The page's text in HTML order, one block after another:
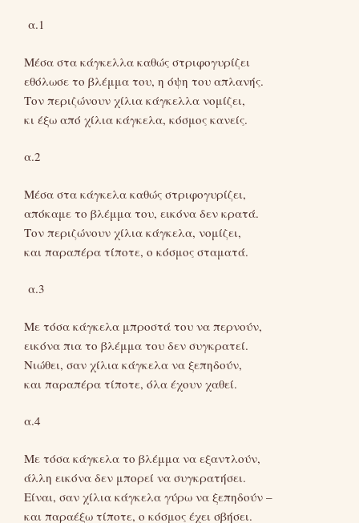
α.1
Μέσα στα κάγκελλα καθώς στριφογυρίζει
εθόλωσε το βλέμμα του, η όψη του απλανής.
Τον περιζώνουν χίλια κάγκελλα νομίζει,
κι έξω από χίλια κάγκελα, κόσμος κανείς.
α.2
Μέσα στα κάγκελα καθώς στριφογυρίζει,
απόκαμε το βλέμμα του, εικόνα δεν κρατά.
Τον περιζώνουν χίλια κάγκελα, νομίζει,
και παραπέρα τίποτε, o κόσμος σταματά.
α.3
Με τόσα κάγκελα μπροστά του να περνούν,
εικόνα πια το βλέμμα του δεν συγκρατεί.
Νιώθει, σαν χίλια κάγκελα να ξεπηδούν,
και παραπέρα τίποτε, όλα έχουν χαθεί.
α.4
Με τόσα κάγκελα το βλέμμα να εξαντλούν,
άλλη εικόνα δεν μπορεί να συγκρατήσει.
Είναι, σαν χίλια κάγκελα γύρω να ξεπηδούν –
και παραέξω τίποτε, ο κόσμος έχει σβήσει.